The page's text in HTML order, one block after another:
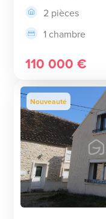
2 pièces
1 chambre
110 000 €
Nouveauté